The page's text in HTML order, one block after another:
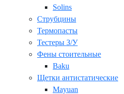
Solins
Струбцины
Термопасты
Тестеры З/У
Фены стоительные
Baku
Щетки антистатические
Mayuan